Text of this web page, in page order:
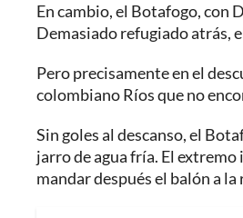
En cambio, el Botafogo, con
Demasiado refugiado atrás,
Pero precisamente en el
colombiano Ríos que no
Sin goles al descanso, el
jarro de agua fría. El
mandar después el balón a